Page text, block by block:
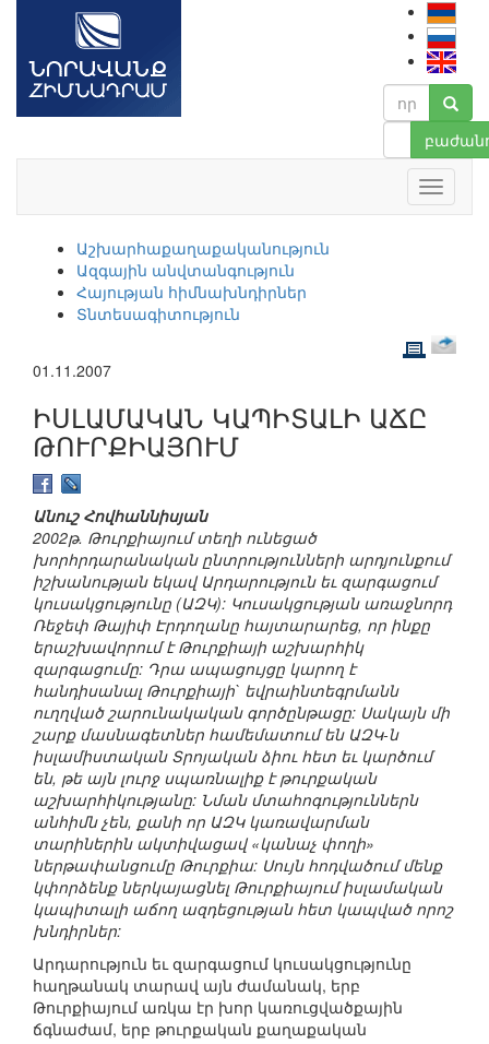
Աշխարհաքաղաքականություն
Ազգային անվտանգություն
Հայության հիմնախնդիրներ
Տնտեսագիտություն
01.11.2007
ԻՍԼԱՄԱԿԱՆ ԿԱՊԻՏԱԼԻ ԱՃԸ
ԹՈՒՐՔԻԱՅՈՒՄ
Անուշ Հովհաննիսյան
2002թ. Թուրքիայում տեղի ունեցած
խորհրդարանական ընտրությունների արդյունքում
իշխանության եկավ Արդարություն եւ զարգացում
կուսակցությունը (ԱԶԿ): Կուսակցության առաջնորդ
Ռեջեփ Թայիփ Էրդողանը հայտարարեց, որ ինքը
երաշխավորում է Թուրքիայի աշխարհիկ
զարգացումը: Դրա ապացույցը կարող է
հանդիսանալ Թուրքիայի` եվրաինտեգրմանն
ուղղված շարունակական գործընթացը: Սակայն մի
շարք մասնագետներ համեմատում են ԱԶԿ-ն
իսլամիստական Տրոյական ձիու հետ եւ կարծում
են, թե այն լուրջ սպառնալիք է թուրքական
աշխարհիկությանը: Նման մտահոգություններն
անհիմն չեն, քանի որ ԱԶԿ կառավարման
տարիներին ակտիվացավ «կանաչ փողի»
ներթափանցումը Թուրքիա: Սույն հոդվածում մենք
կփորձենք ներկայացնել Թուրքիայում իսլամական
կապիտալի աճող ազդեցության հետ կապված որոշ
խնդիրներ:
Արդարություն եւ զարգացում կուսակցությունը
հաղթանակ տարավ այն ժամանակ, երբ
Թուրքիայում առկա էր խոր կառուցվածքային
ճգնաժամ, երբ թուրքական քաղաքական